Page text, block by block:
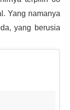
Yang namanya
yang berusia